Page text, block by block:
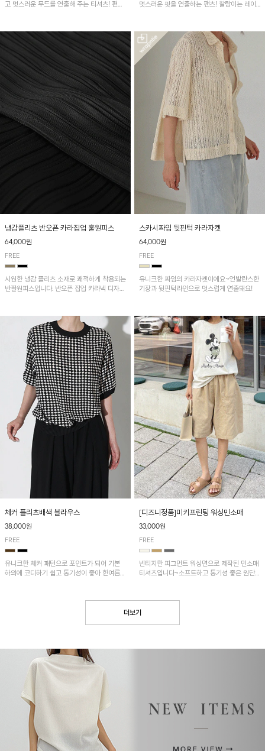
고 멋스러운 무드를 연출해 주는 티셔츠! 편안
멋스러운 핏을 연출하는 팬츠! 찰랑이는 레이
기기 좋은 아이템입니다~
냉감플리츠 반오픈 카라집업 훌원피스
64,000원
FREE
시원한 냉감 플리츠 소재로 쾌적하게 착용되는
반팔원피스입니다. 반오픈 집업 카라넥 디자인
줘요~
스카시짜임 뒷핀턱 카라자켓
64,000원
FREE
유니크한 짜임의 카라자켓이에요~언발란스한
기장과 뒷핀턱라인으로 멋스럽게 연출돼요!
체커 플리츠배색 블라우스
38,000원
FREE
유니크한 체커 패턴으로 포인트가 되어 기본
하의에 코디하기 쉽고 통기성이 좋아 한여름에
[디즈니정품]미키프린팅 워싱민소매
33,000원
FREE
빈티지한 피그먼트 워싱면으로 제작된 민소매
티셔츠입니다~소프트하고 통기성 좋은 원단
더보기